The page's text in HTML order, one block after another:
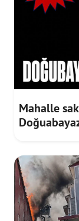
Mahalle